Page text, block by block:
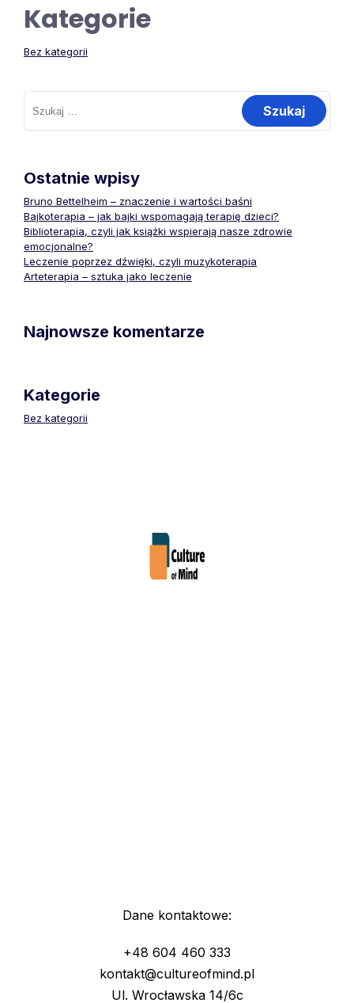
Kategorie
Bez kategorii
Szukaj:
Ostatnie wpisy
Bruno Bettelheim – znaczenie i wartości baśni
Bajkoterapia – jak bajki wspomagają terapię dzieci?
Biblioterapia, czyli jak książki wspierają nasze zdrowie
emocjonalne?
Leczenie poprzez dźwięki, czyli muzykoterapia
Arteterapia – sztuka jako leczenie
Najnowsze komentarze
Kategorie
Bez kategorii
Dane kontaktowe:
+48 604 460 333
kontakt@cultureofmind.pl
Ul. Wrocławska 14/6c